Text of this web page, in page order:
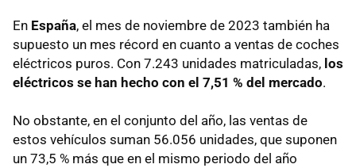
En España, el mes de noviembre de 2023 también ha
supuesto un mes récord en cuanto a ventas de coches
eléctricos puros. Con 7.243 unidades matriculadas, los
eléctricos se han hecho con el 7,51 % del mercado.
No obstante, en el conjunto del año, las ventas de
estos vehículos suman 56.056 unidades, que suponen
un 73,5 % más que en el mismo periodo del año